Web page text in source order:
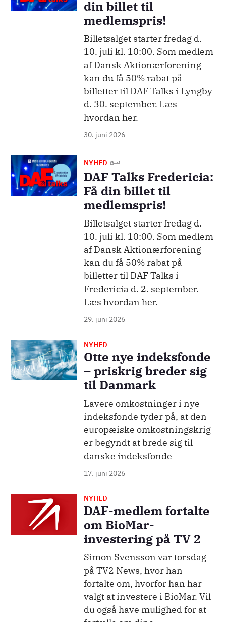
din billet til
medlemspris!
Billetsalget starter fredag d.
10. juli kl. 10:00. Som medlem
af Dansk Aktionærforening
kan du få 50% rabat på
billetter til DAF Talks i Lyngby
d. 30. september. Læs
hvordan her.
30. juni 2026
Billede NYHED
DAF Talks Fredericia:
Få din billet til
medlemspris!
Billetsalget starter fredag d.
10. juli kl. 10:00. Som medlem
af Dansk Aktionærforening
kan du få 50% rabat på
billetter til DAF Talks i
Fredericia d. 2. september.
Læs hvordan her.
29. juni 2026
Billede NYHED
Otte nye indeksfonde
– priskrig breder sig
til Danmark
Lavere omkostninger i nye
indeksfonde tyder på, at den
europæiske omkostningskrig
er begyndt at brede sig til
danske indeksfonde
17. juni 2026
NYHED
DAF-medlem fortalte
om BioMar-
investering på TV 2
Simon Svensson var torsdag
på TV2 News, hvor han
fortalte om, hvorfor han har
valgt at investere i BioMar. Vil
du også have mulighed for at